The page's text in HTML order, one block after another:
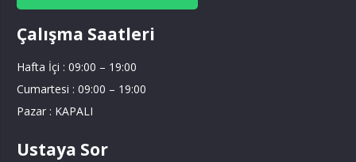
Çalışma Saatleri
Hafta İçi : 09:00 – 19:00
Cumartesi : 09:00 – 19:00
Pazar : KAPALI
Ustaya Sor